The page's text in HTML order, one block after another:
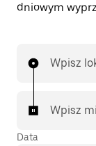
dniowym
Wpisz
Wpisz
Data